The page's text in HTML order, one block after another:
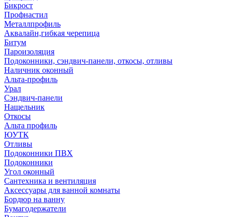
Бикрост
Профнастил
Металлпрофиль
Аквалайн,гибкая черепица
Битум
Пароизоляция
Подоконники, сэндвич-панели, откосы, отливы
Наличник оконный
Альта-профиль
Урал
Сэндвич-панели
Нащельник
Откосы
Альта профиль
ЮУТК
Отливы
Подоконники ПВХ
Подоконники
Угол оконный
Сантехника и вентиляция
Аксессуары для ванной комнаты
Бордюр на ванну
Бумагодержатели